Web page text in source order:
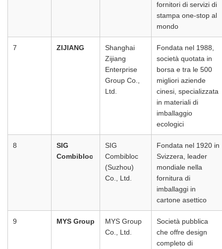
fornitori di servizi di
stampa one-stop al
mondo
7 ZIJIANG
Shanghai
Zijiang
Enterprise
Group Co.,
Ltd.
Fondata nel 1988,
società quotata in
borsa e tra le 500
migliori aziende
cinesi, specializzata
in materiali di
imballaggio
ecologici
8
SIG
Combibloc
SIG
Combibloc
(Suzhou)
Co., Ltd.
Fondata nel 1920 in
Svizzera, leader
mondiale nella
fornitura di
imballaggi in
cartone asettico
9 MYS Group
MYS Group
Co., Ltd.
Società pubblica
che offre design
completo di